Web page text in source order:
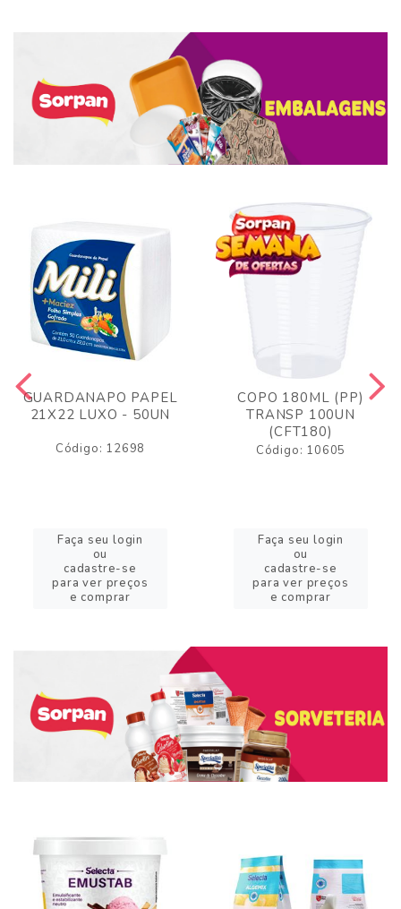
GUARDANAPO PAPEL
21X22 LUXO - 50UN
Código: 12698
Faça seu login
ou
cadastre-se
para ver preços
e comprar
COPO 180ML (PP)
TRANSP 100UN
(CFT180)
Código: 10605
Faça seu login
ou
cadastre-se
para ver preços
e comprar